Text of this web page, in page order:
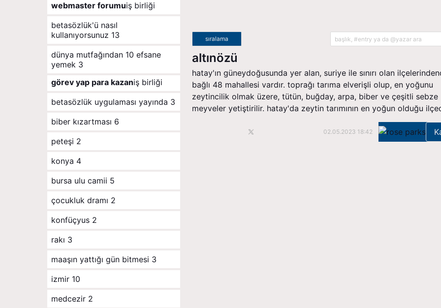
webmaster forumuiş birliği
betasözlük'ü nasıl
kullanıyorsunuz 13
dünya mutfağından 10 efsane
yemek 3
görev yap para kazaniş birliği
betasözlük uygulaması yayında 3
biber kızartması 6
peteşi 2
konya 4
bursa ulu camii 5
çocukluk dramı 2
konfüçyus 2
rakı 3
maaşın yattığı gün bitmesi 3
izmir 10
medcezir 2
sıralama
altınözü
hatay'ın güneydoğusunda yer alan, suriye ile sınırı olan
bağlı 48 mahallesi vardır. toprağı tarıma elverişli olup, en yoğunu
zeytincilik olmak üzere, tütün, buğday, arpa, biber ve çeşitli sebze
meyveler yetiştirilir. hatay'da zeytin tarımının en yoğun olduğu
02.05.2023 18:42